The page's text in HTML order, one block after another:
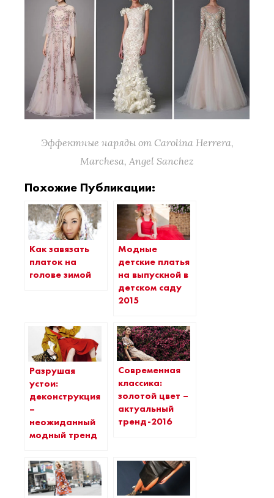
Эффектные наряды от Carolina Herrera,
Marchesa, Angel Sanchez
Похожие Публикации:
Как завязать
платок на
голове зимой
Модные
детские платья
на выпускной в
детском саду
2015
Разрушая
устои:
деконструкция
–
неожиданный
модный тренд
Современная
классика:
золотой цвет –
актуальный
тренд-2016